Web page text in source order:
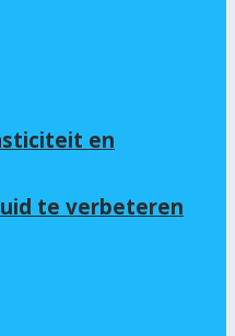
en
te verbeteren